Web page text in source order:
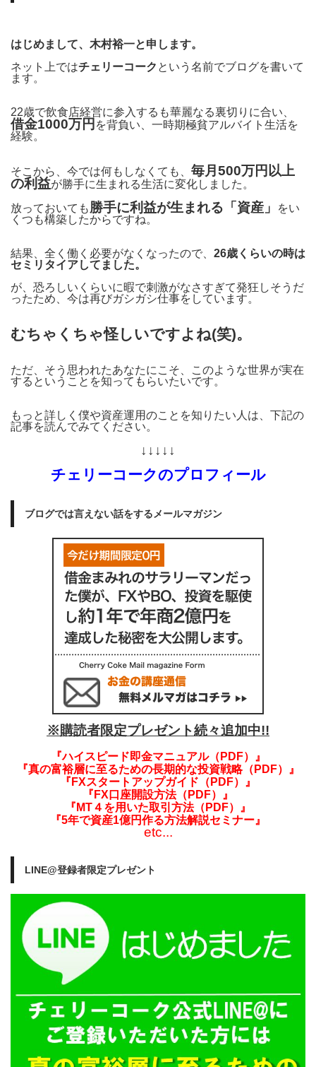
はじめまして、木村裕一と申します。
ネット上ではチェリーコーク という名前でブログを書いて
ます。
22歳で飲食店経営に参入するも華麗なる裏切りに合い、
借金1000万円 を背負い、一時期極貧アルバイト生活を
経験。
そこから、今では何もしなくても、 毎月500万円以上
の利益が勝手に生まれる生活に変化しました。
放っておいても 勝手に利益が生まれる「資産」
をい
くつも構築したからですね。
結果、全く働く必要がなくなったので、 26歳くらいの時は
セミリタイアしてました。
が、恐ろしいくらいに暇で刺激がなさすぎて発狂しそうだ
ったため、今は再びガシガシ仕事をしています。
むちゃくちゃ怪しいですよね(笑)。
ただ、そう思われたあなたにこそ、このような世界が実在
するということを知ってもらいたいです。
もっと詳しく僕や資産運用のことを知りたい人は、下記の
記事を読んでみてください。
↓↓↓↓↓
チェリーコークのプロフィール
ブログでは言えない話をするメールマガジン
※購読者限定プレゼント続々追加中!!
『ハイスピード即金マニュアル（PDF）』
『真の富裕層に至るための長期的な投資戦略（PDF）』
『FXスタートアップガイド（PDF）』
『FX口座開設方法（PDF）』
『MT４を用いた取引方法（PDF）』
『5年で資産1億円作る方法解説セミナー』
etc...
LINE@登録者限定プレゼント